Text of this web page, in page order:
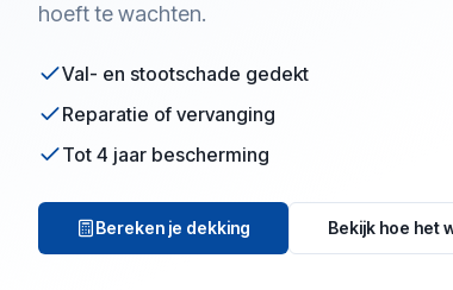
hoeft te wachten.
Val- en stootschade gedekt
Reparatie of vervanging
Tot 4 jaar bescherming
Bereken je dekking Bekijk hoe het